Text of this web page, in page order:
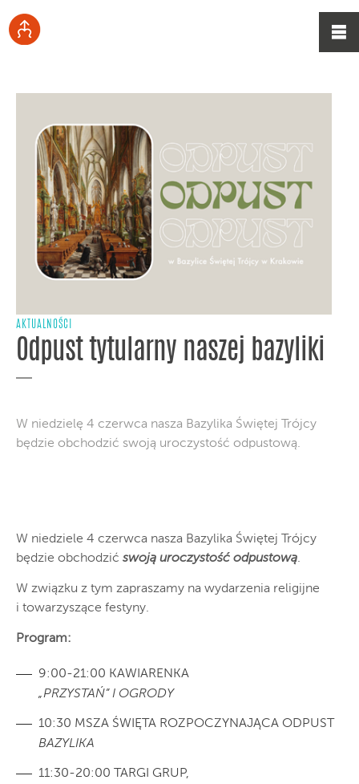
AKTUALNOŚCI
Odpust tytularny naszej bazyliki
W niedzielę 4 czerwca nasza Bazylika Świętej Trójcy
będzie obchodzić swoją uroczystość odpustową.
W niedziele 4 czerwca nasza Bazylika Świętej Trójcy
będzie obchodzić swoją uroczystość odpustową.
W związku z tym zapraszamy na wydarzenia religijne
i towarzyszące festyny.
Program:
9:00-21:00 KAWIARENKA
„PRZYSTAŃ” I OGRODY
10:30 MSZA ŚWIĘTA ROZPOCZYNAJĄCA ODPUST
BAZYLIKA
11:30-20:00 TARGI GRUP,